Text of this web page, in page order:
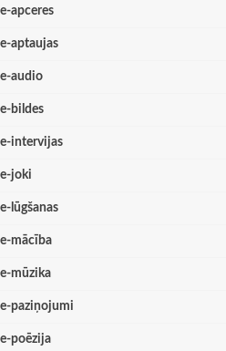
e-apceres
e-aptaujas
e-audio
e-bildes
e-intervijas
e-joki
e-lūgšanas
e-mācība
e-mūzika
e-paziņojumi
e-poēzija